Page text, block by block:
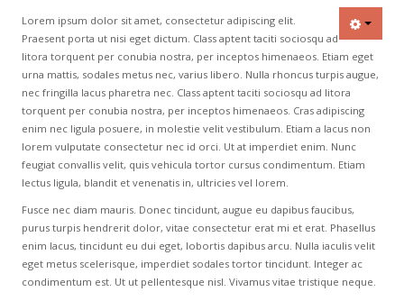
Lorem ipsum dolor sit amet, consectetur adipiscing elit.
Praesent porta ut nisi eget dictum. Class aptent taciti sociosqu ad
litora torquent per conubia nostra, per inceptos himenaeos. Etiam eget
urna mattis, sodales metus nec, varius libero. Nulla rhoncus turpis augue,
nec fringilla lacus pharetra nec. Class aptent taciti sociosqu ad litora
torquent per conubia nostra, per inceptos himenaeos. Cras adipiscing
enim nec ligula posuere, in molestie velit vestibulum. Etiam a lacus non
lorem vulputate consectetur nec id orci. Ut at imperdiet enim. Nunc
feugiat convallis velit, quis vehicula tortor cursus condimentum. Etiam
lectus ligula, blandit et venenatis in, ultricies vel lorem.
Fusce nec diam mauris. Donec tincidunt, augue eu dapibus faucibus,
purus turpis hendrerit dolor, vitae consectetur erat mi et erat. Phasellus
enim lacus, tincidunt eu dui eget, lobortis dapibus arcu. Nulla iaculis velit
eget metus scelerisque, imperdiet sodales tortor tincidunt. Integer ac
condimentum est. Ut ut pellentesque nisl. Vivamus vitae tristique neque.